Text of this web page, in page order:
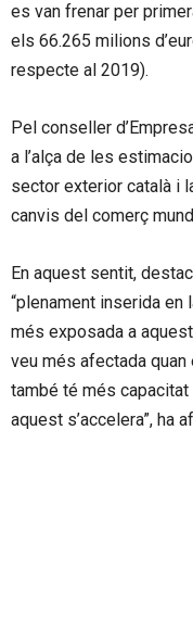
es van frenar per
els 66.265 milions
respecte al 2019).
Pel conseller
a l’alça de les
sector exterior català i
canvis del comerç
En aquest sentit,
“plenament inserida en
més exposada a
veu més afectada quan
també té més
aquest s’accelera”, ha